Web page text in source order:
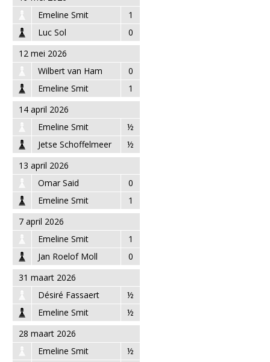
Emeline Smit
1
Luc Sol
0
12 mei 2026
Wilbert van Ham
0
Emeline Smit
1
14 april 2026
Emeline Smit
½
Jetse Schoffelmeer
½
13 april 2026
Omar Said
0
Emeline Smit
1
7 april 2026
Emeline Smit
1
Jan Roelof Moll
0
31 maart 2026
Désiré Fassaert
½
Emeline Smit
½
28 maart 2026
Emeline Smit
½